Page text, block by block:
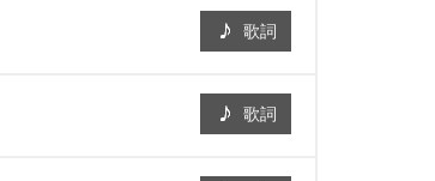
歌詞
歌詞